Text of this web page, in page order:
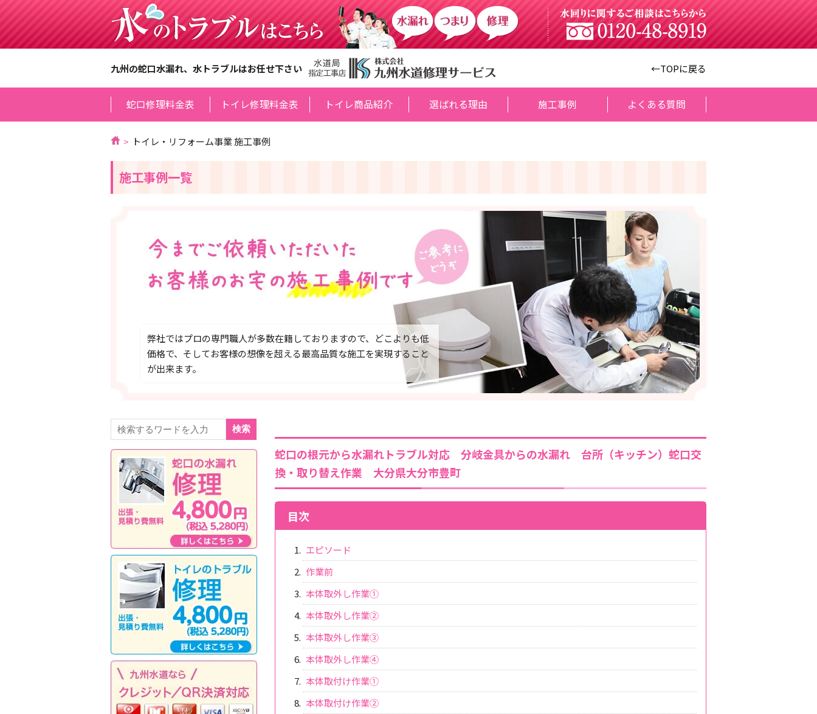
九州の蛇口水漏れ、水トラブルはお任せ下さい ←TOPに戻る
蛇口修理料金表 トイレ修理料金表 トイレ商品紹介 選ばれる理由 施工事例 よくある質問
トイレ・リフォーム事業 施工事例
施工事例一覧
弊社ではプロの専門職人が多数在籍しておりますので、どこよりも低
価格で、そしてお客様の想像を超える最高品質な施工を実現すること
が出来ます。
蛇口の根元から水漏れトラブル対応 分岐金具からの水漏れ 台所（キッチン）蛇口交
換・取り替え作業 大分県大分市豊町
目次
エピソード
作業前
本体取外し作業①
本体取外し作業②
本体取外し作業③
本体取外し作業④
本体取付け作業①
本体取付け作業②
検索